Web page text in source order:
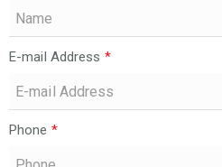
E-mail Address *
Phone *